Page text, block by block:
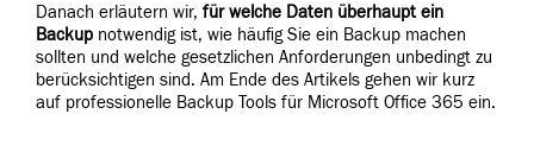
Danach erläutern wir, für welche Daten überhaupt ein
Backup notwendig ist, wie häufig Sie ein Backup machen
sollten und welche gesetzlichen Anforderungen unbedingt zu
berücksichtigen sind. Am Ende des Artikels gehen wir kurz
auf professionelle Backup Tools für Microsoft Office 365 ein.